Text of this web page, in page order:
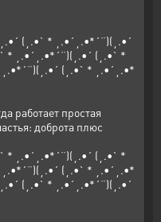
(¸.•` * ¸.•´¸.•*´¨)(¸.•´
* ¸.•´¸.•*´¨)(¸.•´ (¸.•` *
(¸.•` * ¸.•´¸.•*
работает простая
доброта плюс
* ¸.•´¸.•*´¨)(¸.•´ (¸.•` *
(¸.•` * ¸.•´¸.•*
(¸.•` * ¸.•´¸.•*´¨)(¸.•´